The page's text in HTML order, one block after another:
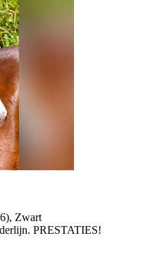
Zwart
PRESTATIES!